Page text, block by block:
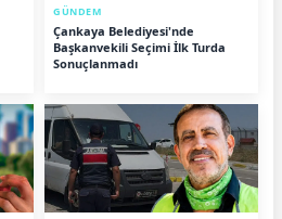
GÜNDEM
Çankaya Belediyesi'nde
Başkanvekili Seçimi İlk Turda
Sonuçlanmadı